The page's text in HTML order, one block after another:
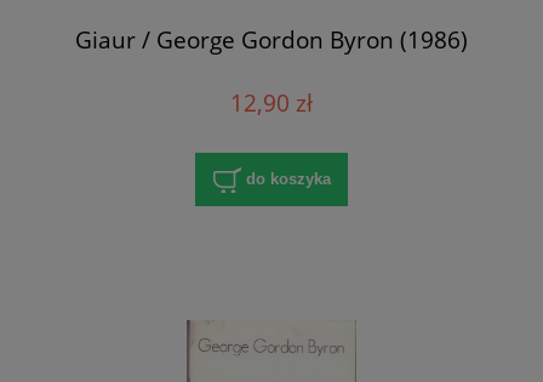
Giaur / George Gordon Byron (1986)
12,90 zł
do koszyka